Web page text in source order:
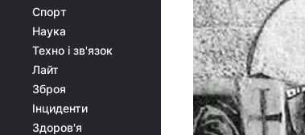
Спорт
Наука
Техно і зв'язок
Лайт
Зброя
Інциденти
Здоров'я